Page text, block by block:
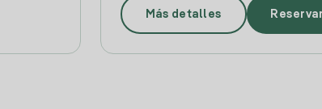
Más detalles